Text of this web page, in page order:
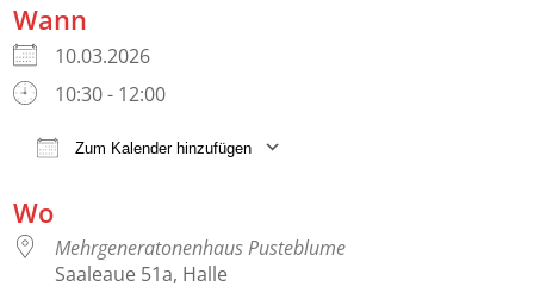
Wann
10.03.2026
10:30 - 12:00
Zum Kalender hinzufügen
Wo
Mehrgeneratonenhaus Pusteblume
Saaleaue 51a, Halle